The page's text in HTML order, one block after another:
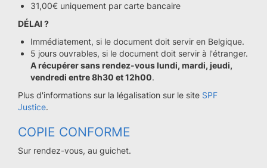
31,00€ uniquement par carte bancaire
DÉLAI ?
Immédiatement, si le document doit servir en Belgique.
5 jours ouvrables, si le document doit servir à l'étranger.
A récupérer sans rendez-vous lundi, mardi, jeudi,
vendredi entre 8h30 et 12h00.
Plus d'informations sur la légalisation sur le site SPF
Justice.
COPIE CONFORME
Sur rendez-vous, au guichet.